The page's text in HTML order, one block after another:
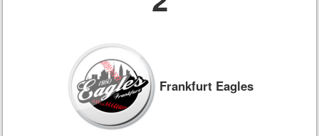
Frankfurt Eagles